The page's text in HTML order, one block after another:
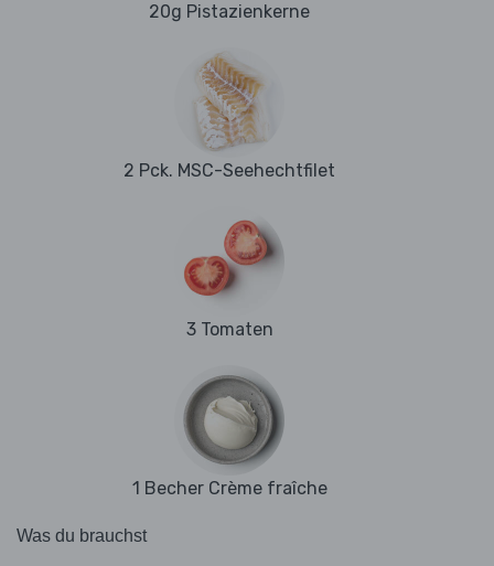
20g Pistazienkerne
2 Pck. MSC-Seehechtfilet
3 Tomaten
1 Becher Crème fraîche
Was du brauchst